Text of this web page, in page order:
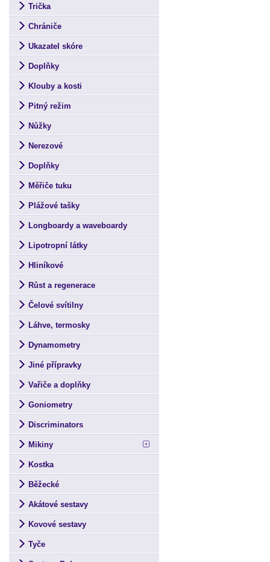
Trička
Chrániče
Ukazatel skóre
Doplňky
Klouby a kosti
Pitný režim
Nůžky
Nerezové
Doplňky
Měřiče tuku
Plážové tašky
Longboardy a waveboardy
Lipotropní látky
Hliníkové
Růst a regenerace
Čelové svítilny
Láhve, termosky
Dynamometry
Jiné přípravky
Vařiče a doplňky
Goniometry
Discriminators
Mikiny
Kostka
Běžecké
Akátové sestavy
Kovové sestavy
Tyče